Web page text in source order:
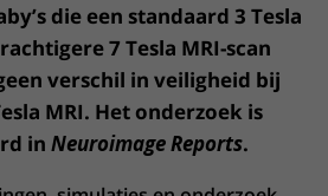
die een standaard 3 Tesla
7 Tesla MRI-scan
verschil in veiligheid bij
MRI. Het onderzoek is
in Neuroimage Reports.